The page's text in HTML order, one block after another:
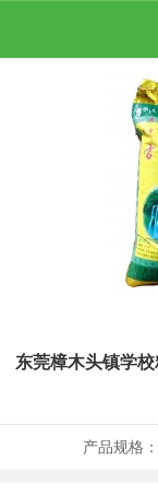
东莞樟木头镇学
产品规格：